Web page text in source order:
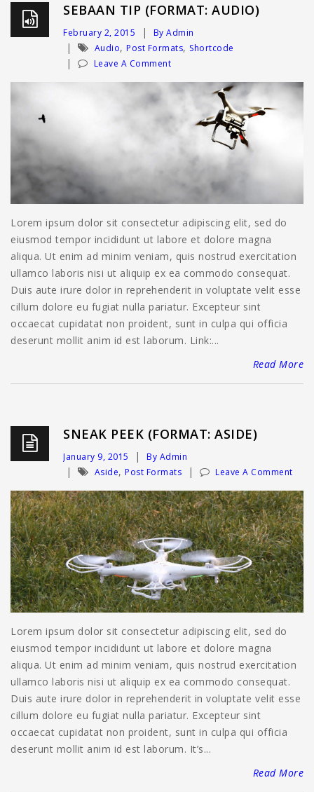
SEBAAN TIP (FORMAT: AUDIO)
February 2, 2015
By Admin
Audio, Post Formats, Shortcode
Leave A Comment
Lorem ipsum dolor sit consectetur adipiscing elit, sed do
eiusmod tempor incididunt ut labore et dolore magna
aliqua. Ut enim ad minim veniam, quis nostrud exercitation
ullamco laboris nisi ut aliquip ex ea commodo consequat.
Duis aute irure dolor in reprehenderit in voluptate velit esse
cillum dolore eu fugiat nulla pariatur. Excepteur sint
occaecat cupidatat non proident, sunt in culpa qui officia
deserunt mollit anim id est laborum. Link:...
Read More
SNEAK PEEK (FORMAT: ASIDE)
January 9, 2015
By Admin
Aside, Post Formats Leave A Comment
Lorem ipsum dolor sit consectetur adipiscing elit, sed do
eiusmod tempor incididunt ut labore et dolore magna
aliqua. Ut enim ad minim veniam, quis nostrud exercitation
ullamco laboris nisi ut aliquip ex ea commodo consequat.
Duis aute irure dolor in reprehenderit in voluptate velit esse
cillum dolore eu fugiat nulla pariatur. Excepteur sint
occaecat cupidatat non proident, sunt in culpa qui officia
deserunt mollit anim id est laborum. It’s...
Read More